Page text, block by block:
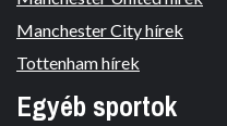
Manchester City hírek
Tottenham hírek
Egyéb sportok